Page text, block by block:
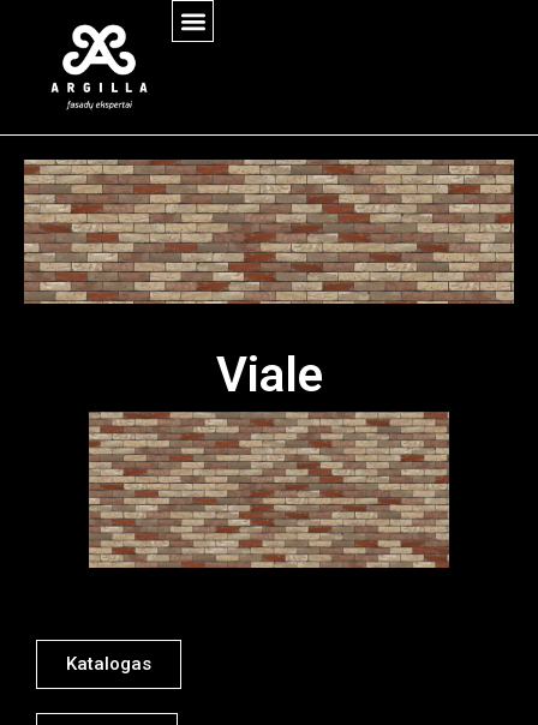
Viale
Katalogas